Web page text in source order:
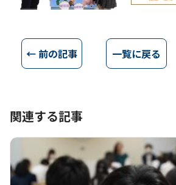
← 前の記事 一覧に戻る
関連する記事